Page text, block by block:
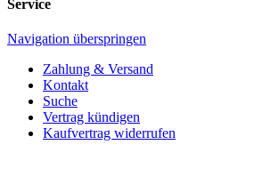
Service
Navigation überspringen
Zahlung & Versand
Kontakt
Suche
Vertrag kündigen
Kaufvertrag widerrufen